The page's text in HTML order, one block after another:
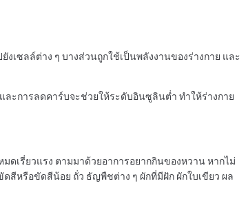
งเซลล์ต่าง ๆ บางส่วนถูกใช้เป็นพลังงานของร่างกาย และ
ะการลดคาร์บจะช่วยให้ระดับอินซูลินต่ำ ทำให้ร่างกาย
ดเรี่ยวแรง ตามมาด้วยอาการอยากกินของหวาน หากไม่
สีหรือขัดสีน้อย ถั่ว ธัญพืชต่าง ๆ ผักที่มีฝัก ผักใบเขียว ผล